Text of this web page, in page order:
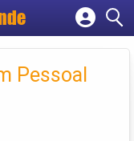
Pessoal